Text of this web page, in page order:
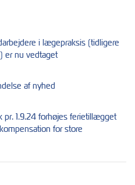
i lægepraksis (tidligere
er nu vedtaget
af nyhed
1.9.24 forhøjes ferietillægget
for store